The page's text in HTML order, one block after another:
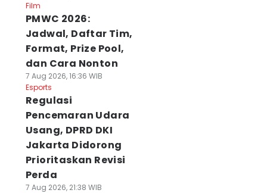
Film
PMWC 2026:
Jadwal, Daftar Tim,
Format, Prize Pool,
dan Cara Nonton
7 Aug 2026, 16:36 WIB
Esports
Regulasi
Pencemaran Udara
Usang, DPRD DKI
Jakarta Didorong
Prioritaskan Revisi
Perda
7 Aug 2026, 21:38 WIB